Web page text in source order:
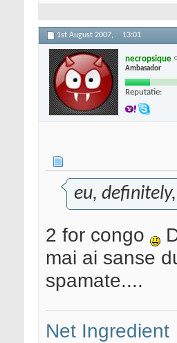
1st August 2007, 13:01
necropsique
Ambasador
Reputatie:
eu,
2 for congo
mai ai sanse
spamate....
Net Ingredient